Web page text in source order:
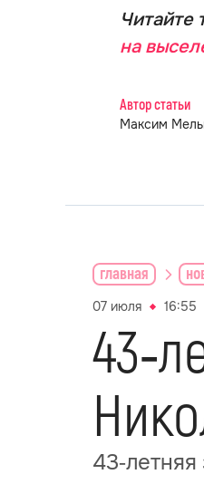
Читайте
на
Автор статьи
Максим
главная
07 июля 16:55